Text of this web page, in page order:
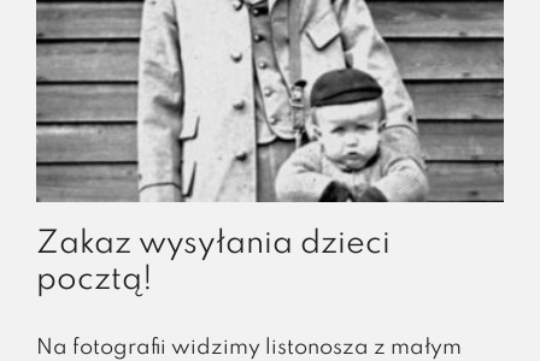
Zakaz wysyłania dzieci
pocztą!
Na fotografii widzimy listonosza z małym